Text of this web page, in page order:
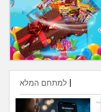
למתחם המלא
הוספת טיפ